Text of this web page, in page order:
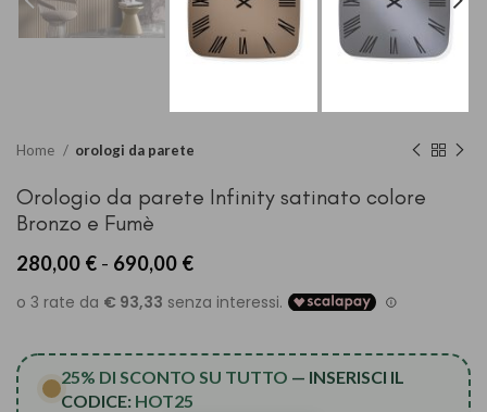
Home orologi da parete
Orologio da parete Infinity satinato colore
Bronzo e Fumè
280,00 € - 690,00 €Fascia
prezzo:
280,00 €
a
25% DI SCONTO SU TUTTO — INSERISCI IL
CODICE: HOT25